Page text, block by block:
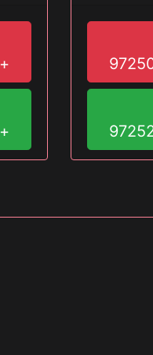
+972503274580
+972528637433